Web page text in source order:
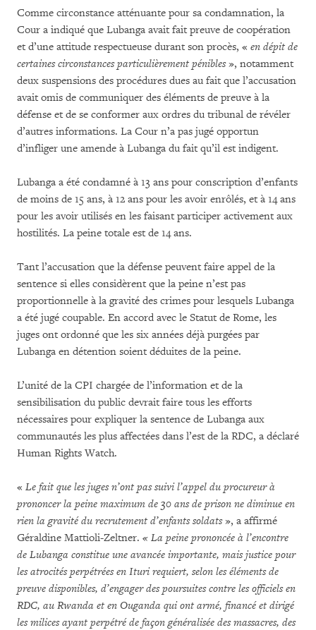
Comme circonstance atténuante pour sa condamnation, la
Cour a indiqué que Lubanga avait fait preuve de coopération
et d’une attitude respectueuse durant son procès, « en dépit de
certaines circonstances particulièrement pénibles», notamment
deux suspensions des procédures dues au fait que l’accusation
avait omis de communiquer des éléments de preuve à la
défense et de se conformer aux ordres du tribunal de révéler
d’autres informations. La Cour n’a pas jugé opportun
d’infliger une amende à Lubanga du fait qu’il est indigent.
Lubanga a été condamné à 13 ans pour conscription d’enfants
de moins de 15 ans, à 12 ans pour les avoir enrôlés, et à 14 ans
pour les avoir utilisés en les faisant participer activement aux
hostilités. La peine totale est de 14 ans.
Tant l’accusation que la défense peuvent faire appel de la
sentence si elles considèrent que la peine n’est pas
proportionnelle à la gravité des crimes pour lesquels Lubanga
a été jugé coupable. En accord avec le Statut de Rome, les
juges ont ordonné que les six années déjà purgées par
Lubanga en détention soient déduites de la peine.
L’unité de la CPI chargée de l’information et de la
sensibilisation du public devrait faire tous les efforts
nécessaires pour expliquer la sentence de Lubanga aux
communautés les plus affectées dans l’est de la RDC, a déclaré
Human Rights Watch.
« Le fait que les juges n’ont pas suivi l’appel du procureur à
prononcer la peine maximum de 30 ans de prison ne diminue en
rien la gravité du recrutement d’enfants soldats», a affirmé
Géraldine Mattioli-Zeltner. « La peine prononcée à l’encontre
de Lubanga constitue une avancée importante, mais justice pour
les atrocités perpétrées en Ituri requiert, selon les éléments de
preuve disponibles, d’engager des poursuites contre les officiels en
RDC, au Rwanda et en Ouganda qui ont armé, financé et dirigé
les milices ayant perpétré de façon généralisée des massacres, des